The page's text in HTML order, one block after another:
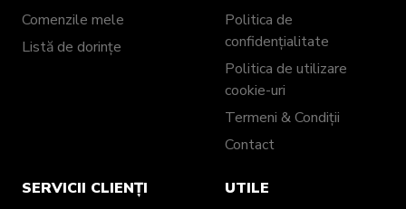
Comenzile mele
Listă de dorințe
Politica de
confidențialitate
Politica de utilizare
cookie-uri
Termeni & Condiții
Contact
SERVICII CLIENȚI
UTILE